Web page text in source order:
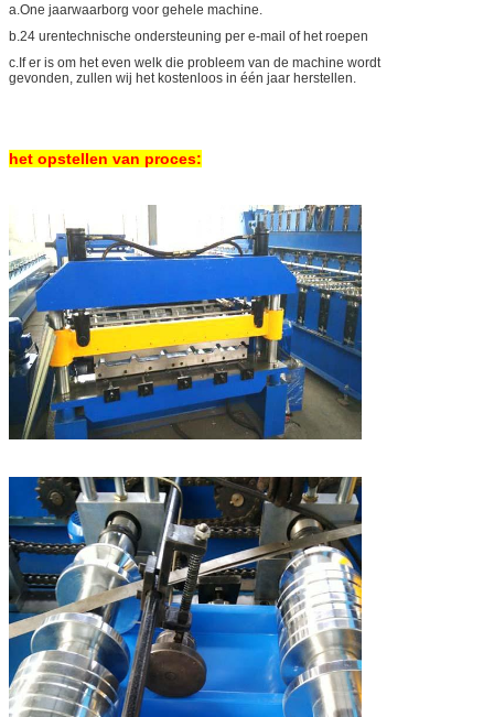
a.One jaarwaarborg voor gehele machine.
b.24 urentechnische ondersteuning per e-mail of het roepen
c.If er is om het even welk die probleem van de machine wordt
gevonden, zullen wij het kostenloos in één jaar herstellen.
het opstellen van proces: